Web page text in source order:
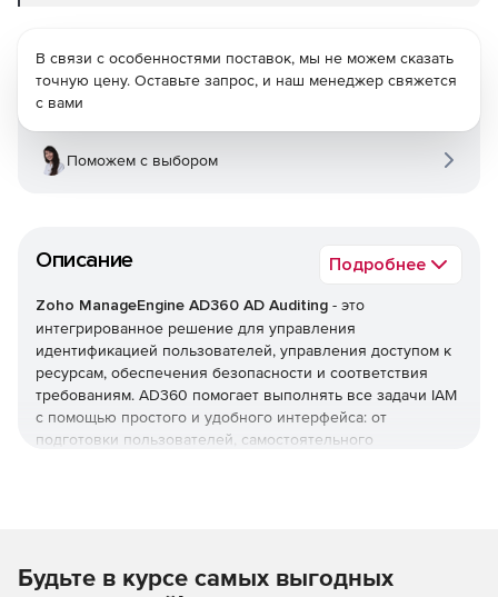
Описание Подробнее
Zoho ManageEngine AD360 AD Auditing - это
интегрированное решение для управления
идентификацией пользователей, управления доступом к
ресурсам, обеспечения безопасности и соответствия
требованиям. AD360 помогает выполнять все задачи IAM
с помощью простого и удобного интерфейса: от
подготовки пользователей, самостоятельного
Оптимизация управления жизненным циклом
В связи с особенностями поставок, мы не можем сказать
точную цену. Оставьте запрос, и наш менеджер свяжется
с вами
Поможем с выбором
Будьте в курсе самых выгодных